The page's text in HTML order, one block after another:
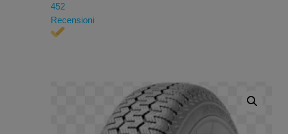
452
Recensioni